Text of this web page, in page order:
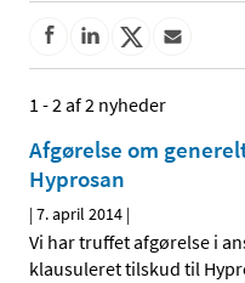
1 - 2 af 2 nyheder
Afgørelse om
Hyprosan
|7. april 2014 |
Vi har truffet afgørelse i
klausuleret tilskud til